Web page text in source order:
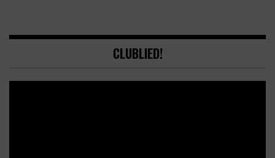
CLUBLIED!